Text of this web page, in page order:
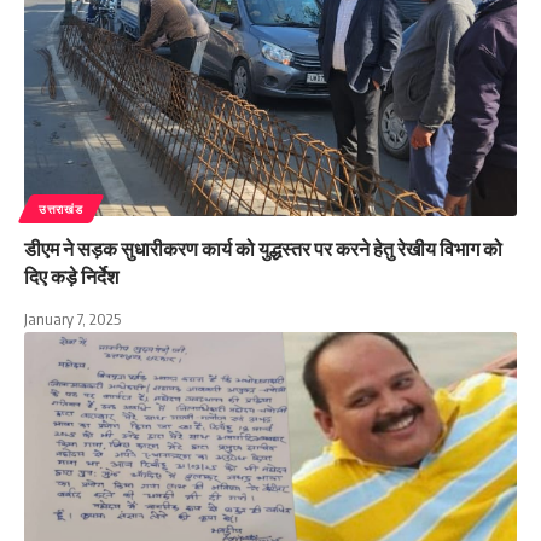
उत्तराखंड
डीएम ने सड़क सुधारीकरण कार्य को युद्धस्तर पर करने हेतु रेखीय विभाग को
दिए कड़े निर्देश
January 7, 2025